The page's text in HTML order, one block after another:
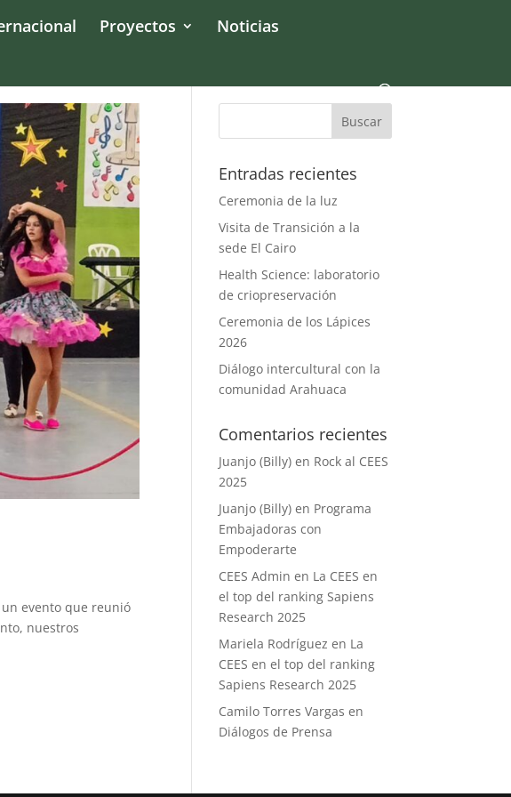
Proyectos
Noticias
un evento que reunió
nuestros
Entradas recientes
Ceremonia de la luz
Visita de Transición a la
sede El Cairo
Health Science: laboratorio
de criopreservación
Ceremonia de los Lápices
2026
Diálogo intercultural con la
comunidad Arahuaca
Comentarios recientes
Juanjo (Billy) en Rock al CEES
2025
Juanjo (Billy) en Programa
Embajadoras con
Empoderarte
CEES Admin en La CEES en
el top del ranking Sapiens
Research 2025
Mariela Rodríguez en La
CEES en el top del ranking
Sapiens Research 2025
Camilo Torres Vargas en
Diálogos de Prensa